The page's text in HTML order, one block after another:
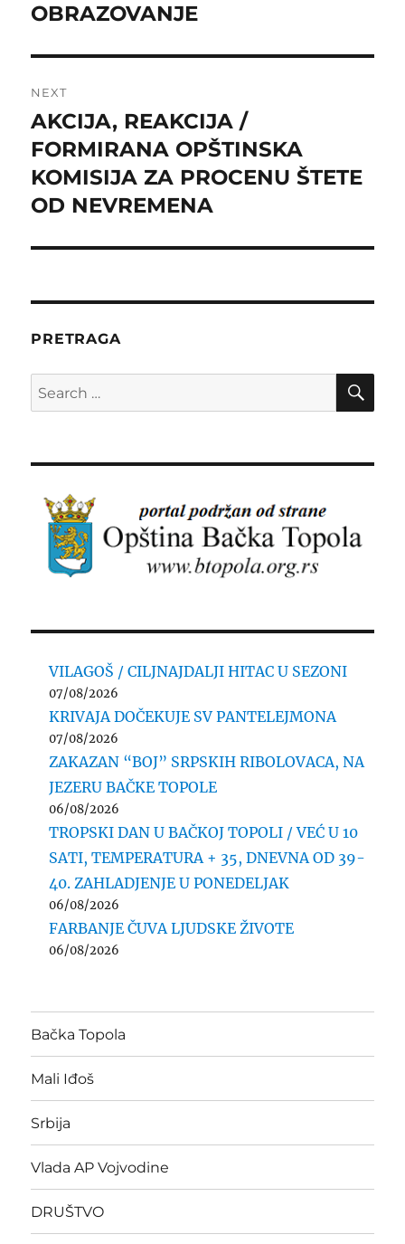
OBRAZOVANJE
NEXT
Next
post:
AKCIJA, REAKCIJA /
FORMIRANA OPŠTINSKA
KOMISIJA ZA PROCENU ŠTETE
OD NEVREMENA
PRETRAGA
Search
for:
VILAGOŠ / CILJNAJDALJI HITAC U SEZONI
07/08/2026
KRIVAJA DOČEKUJE SV PANTELEJMONA
07/08/2026
ZAKAZAN “BOJ” SRPSKIH RIBOLOVACA, NA
JEZERU BAČKE TOPOLE
06/08/2026
TROPSKI DAN U BAČKOJ TOPOLI / VEĆ U 10
SATI, TEMPERATURA + 35, DNEVNA OD 39-
40. ZAHLADJENJE U PONEDELJAK
06/08/2026
FARBANJE ČUVA LJUDSKE ŽIVOTE
06/08/2026
Bačka Topola
Mali Iđoš
Srbija
Vlada AP Vojvodine
DRUŠTVO